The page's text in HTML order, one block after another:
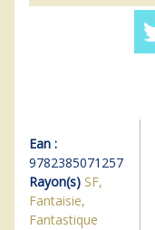
Ean :
9782385071257
Rayon(s) SF,
Fantaisie,
Fantastique